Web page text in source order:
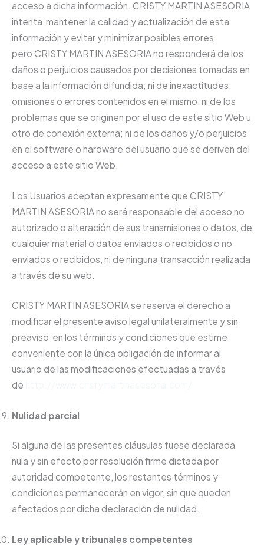
acceso a dicha información. CRISTY MARTIN ASESORIA
intenta mantener la calidad y actualización de esta
información y evitar y minimizar posibles errores
pero CRISTY MARTIN ASESORIA no responderá de los
daños o perjuicios causados por decisiones tomadas en
base a la información difundida; ni de inexactitudes,
omisiones o errores contenidos en el mismo, ni de los
problemas que se originen por el uso de este sitio Web u
otro de conexión externa; ni de los daños y/o perjuicios
en el software o hardware del usuario que se deriven del
acceso a este sitio Web.
Los Usuarios aceptan expresamente que CRISTY
MARTIN ASESORIA no será responsable del acceso no
autorizado o alteración de sus transmisiones o datos, de
cualquier material o datos enviados o recibidos o no
enviados o recibidos, ni de ninguna transacción realizada
a través de su web.
CRISTY MARTIN ASESORIA se reserva el derecho a
modificar el presente aviso legal unilateralmente y sin
preaviso en los términos y condiciones que estime
conveniente con la única obligación de informar al
usuario de las modificaciones efectuadas a través
de
Nulidad parcial
Si alguna de las presentes cláusulas fuese declarada
nula y sin efecto por resolución firme dictada por
autoridad competente, los restantes términos y
condiciones permanecerán en vigor, sin que queden
afectados por dicha declaración de nulidad.
Ley aplicable y tribunales competentes